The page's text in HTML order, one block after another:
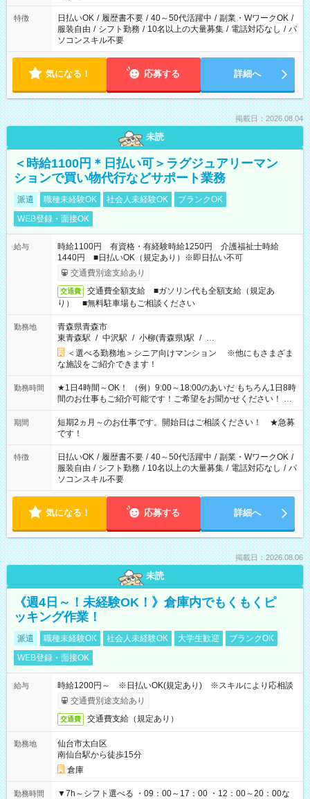
特徴 日払いOK / 履歴書不要 / 40～50代活躍中 / 副業・WワークOK /
服装自由 / シフト勤務 / 10名以上の大量募集 / 電話対応なし / パ
ソコンスキル不要
気になる！ 応募する 詳細へ
掲載日：2026.08.04
未読
＜時給1100円＊日払い可＞ラグジュアリーマン
ションで買い物代行などサポート業務
派遣 職種未経験OK 社会人未経験OK
ブランクOK
WEB登録・面接OK
給与
時給1100円 有資格・有経験時給1250円 介護福祉士時給
1440円 ■日払いOK（規定あり）※即日払い不可
交通費別途支給あり
交通費
交通費全額支給 ■ガソリン代も全額支給（規定あ
り） ■無料駐車場もご相談ください
勤務地
青森県青森市
東青森駅 / 中沢駅 / 小柳(青森県)駅 / …
＜選べる勤務地＞シニア向けマンション ※他にもさまざま
な施設をご紹介できます！
勤務時間
★1日4時間～OK！ （例）9:00～18:00のあいだ もちろん1日8時
間のお仕事もご紹介可能です！ご希望をお聞かせください！ ★
家庭の都合でお休みが必要な場合も遠慮なくご相談ください。
※週最低15時間以上の勤務が必要です
期間
短期2ヵ月～のお仕事です。開始日はご相談ください！ ★急募
です！
特徴 日払いOK / 履歴書不要 / 40～50代活躍中 / 副業・WワークOK /
服装自由 / シフト勤務 / 10名以上の大量募集 / 電話対応なし / パ
ソコンスキル不要
気になる！ 応募する 詳細へ
掲載日：2026.08.06
未読
《週4日～！未経験OK！》倉庫内でもくもくピ
ッキング作業！
派遣 職種未経験OK 社会人未経験OK 大学生歓迎
ブランクOK
WEB登録・面接OK
給与
時給1200円～ ※日払いOK(規定あり) ※スキルにより応相談
交通費別途支給あり
交通費 交通費支給（規定あり）
勤務地
仙台市太白区
南仙台駅から徒歩15分
倉庫
勤務時間
▼7h～シフト選べる ・09：00～17：00 ・12：00～20：00な